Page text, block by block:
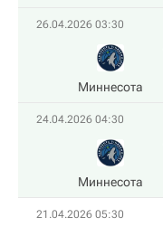
26.04.2026 03:30
Миннесота
24.04.2026 04:30
Миннесота
21.04.2026 05:30